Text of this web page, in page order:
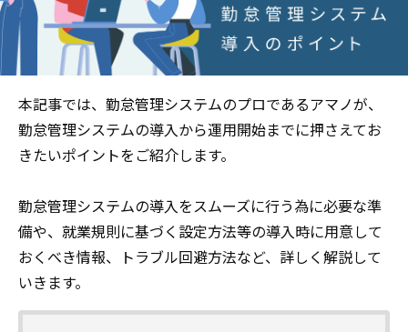
本記事では、勤怠管理システムのプロであるアマノが、
勤怠管理システムの導入から運用開始までに押さえてお
きたいポイントをご紹介します。
勤怠管理システムの導入をスムーズに行う為に必要な準
備や、就業規則に基づく設定方法等の導入時に用意して
おくべき情報、トラブル回避方法など、詳しく解説して
いきます。